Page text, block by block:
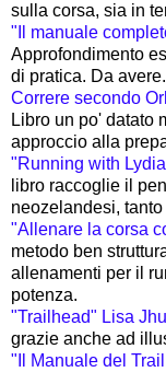
sulla corsa, sia in
"Il manuale
Approfondimento
di pratica. Da avere.
Correre secondo
Libro un po' datato
approccio alla
"Running with
libro raccoglie il
neozelandesi,
"Allenare la corsa
metodo ben
allenamenti per il
potenza.
"Trailhead" Lisa
grazie anche ad
"Il Manuale del